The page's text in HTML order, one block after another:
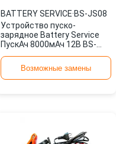
BATTERY SERVICE·BS-JS08
Устройство пуско-
зарядное Battery Service
ПускАч 8000мАч 12В BS-
Возможные замены